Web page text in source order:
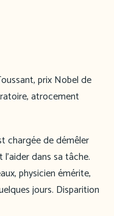
prix Nobel de
atrocement
chargée de démêler
dans sa tâche.
physicien émérite,
jours. Disparition